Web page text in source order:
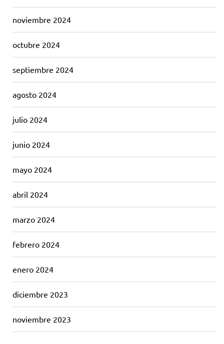
noviembre 2024
octubre 2024
septiembre 2024
agosto 2024
julio 2024
junio 2024
mayo 2024
abril 2024
marzo 2024
febrero 2024
enero 2024
diciembre 2023
noviembre 2023